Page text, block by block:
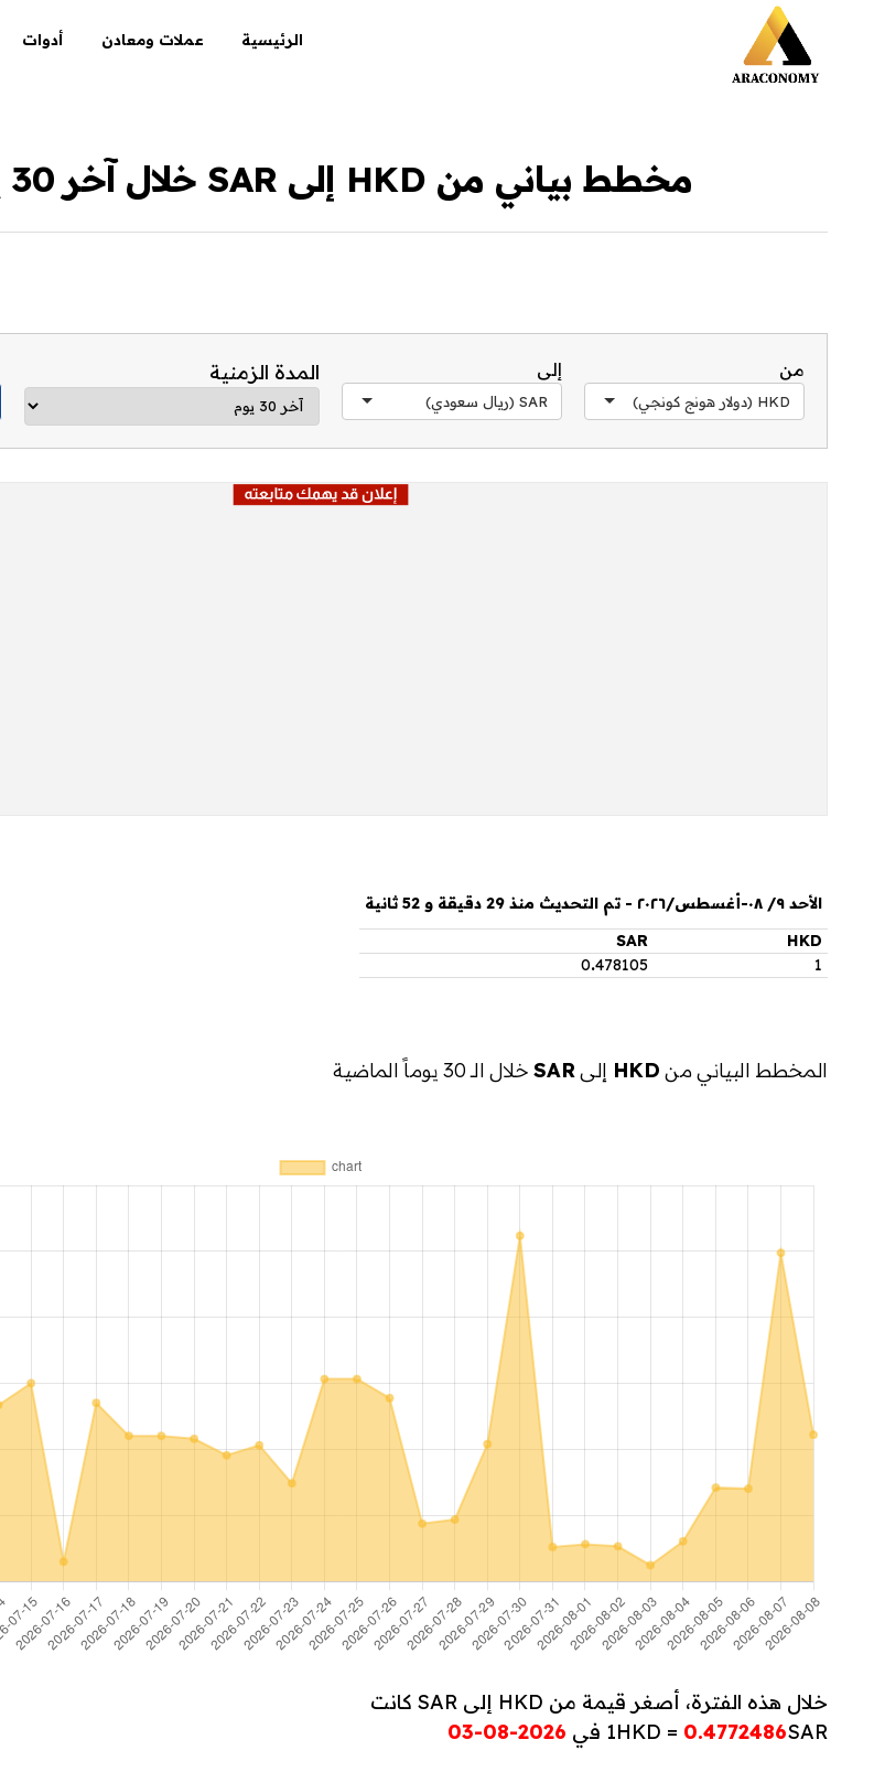
الرئيسية عملات ومعادن أدوات
مخطط بياني من HKD إلى SAR خلال آخر 30 يوم
من
HKD (دولار هونج كونجي)
إلى
SAR (ريال سعودي)
المدة الزمنية
الأحد ٩/ ٠٨-أغسطس/٢٠٢٦ - تم التحديث منذ 29 دقيقة و 52 ثانية
HKD
SAR
1
0.478105
المخطط البياني من HKD إلىSARخلال الـ 30 يوماً الماضية
خلال هذه الفترة، أصغر قيمة من HKD إلى SAR كانت
1HKD = 0.4772486SAR في 2026-08-03